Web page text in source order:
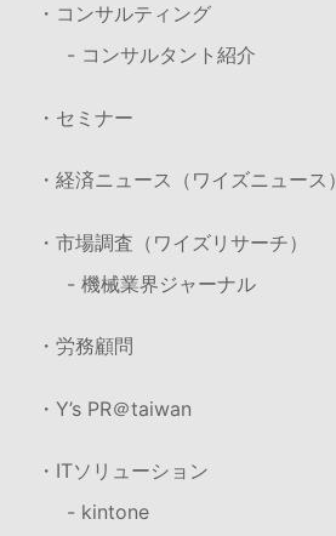
・コンサルティング
- コンサルタント紹介
・セミナー
・経済ニュース（ワイズニュース）
・市場調査（ワイズリサーチ）
- 機械業界ジャーナル
・労務顧問
・Y’s PR＠taiwan
・ITソリューション
- kintone